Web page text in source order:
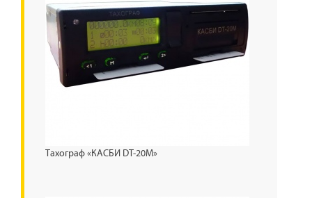
Тахограф «КАСБИ DT-20М»